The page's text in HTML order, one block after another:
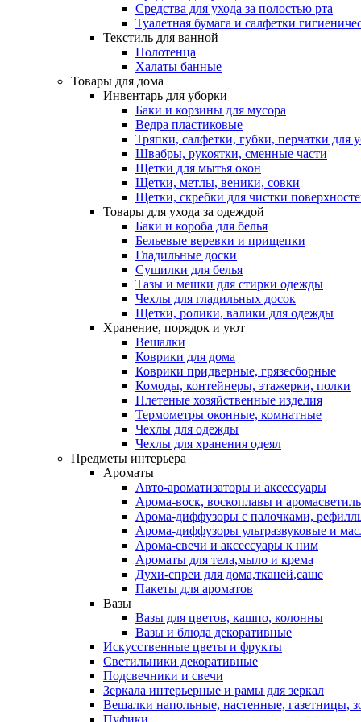
Средства для ухода за полостью рта
Туалетная бумага и салфетки
Текстиль для ванной
Полотенца
Халаты банные
Товары для дома
Инвентарь для уборки
Баки и корзины для мусора
Ведра пластиковые
Тряпки, салфетки, губки, перчатки для
Швабры, рукоятки, сменные части
Щетки для мытья окон
Щетки, метлы, веники, совки
Щетки, скребки для чистки
Товары для ухода за одеждой
Баки и короба для белья
Бельевые веревки и прищепки
Гладильные доски
Сушилки для белья
Тазы и мешки для стирки одежды
Чехлы для гладильных досок
Щетки, ролики, валики для одежды
Хранение, порядок и уют
Вешалки
Коврики для дома
Коврики придверные, грязесборные
Комоды, контейнеры, этажерки, полки
Плетеные хозяйственные изделия
Термометры оконные, комнатные
Чехлы для одежды
Чехлы для хранения одеял
Предметы интерьера
Ароматы
Авто-ароматизаторы и аксессуары
Арома-воск, воскоплавы и
Арома-диффузоры с палочками,
Арома-диффузоры ультразвуковые и
Арома-свечи и аксессуары к ним
Ароматы для тела,мыло и крема
Духи-спреи для дома,тканей,саше
Пакеты для ароматов
Вазы
Вазы для цветов, кашпо, колонны
Вазы и блюда декоративные
Искусственные цветы и фрукты
Светильники декоративные
Подсвечники и свечи
Зеркала интерьерные и рамы для зеркал
Вешалки напольные, настенные, газетницы,
Пуфики